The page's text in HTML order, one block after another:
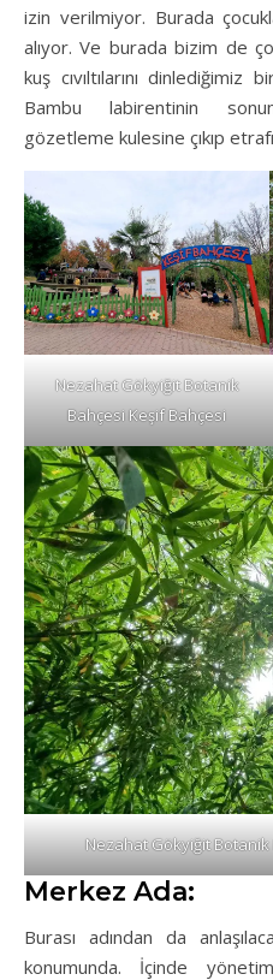
izin verilmiyor. Burada
alıyor. Ve burada bizim de
kuş cıvıltılarını
Bambu labirentinin
gözetleme kulesine çıkıp
Nezahat Gökyiğit Botanik
Bahçesi Keşif Bahçesi
Nezahat Gökyiğit
Merkez Ada:
Burası adından da
konumunda. İçinde